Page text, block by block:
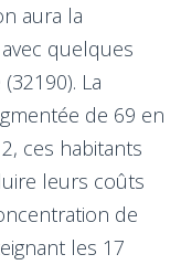
aura la
quelques
La
de 69 en
ces habitants
leurs coûts
de
les 17